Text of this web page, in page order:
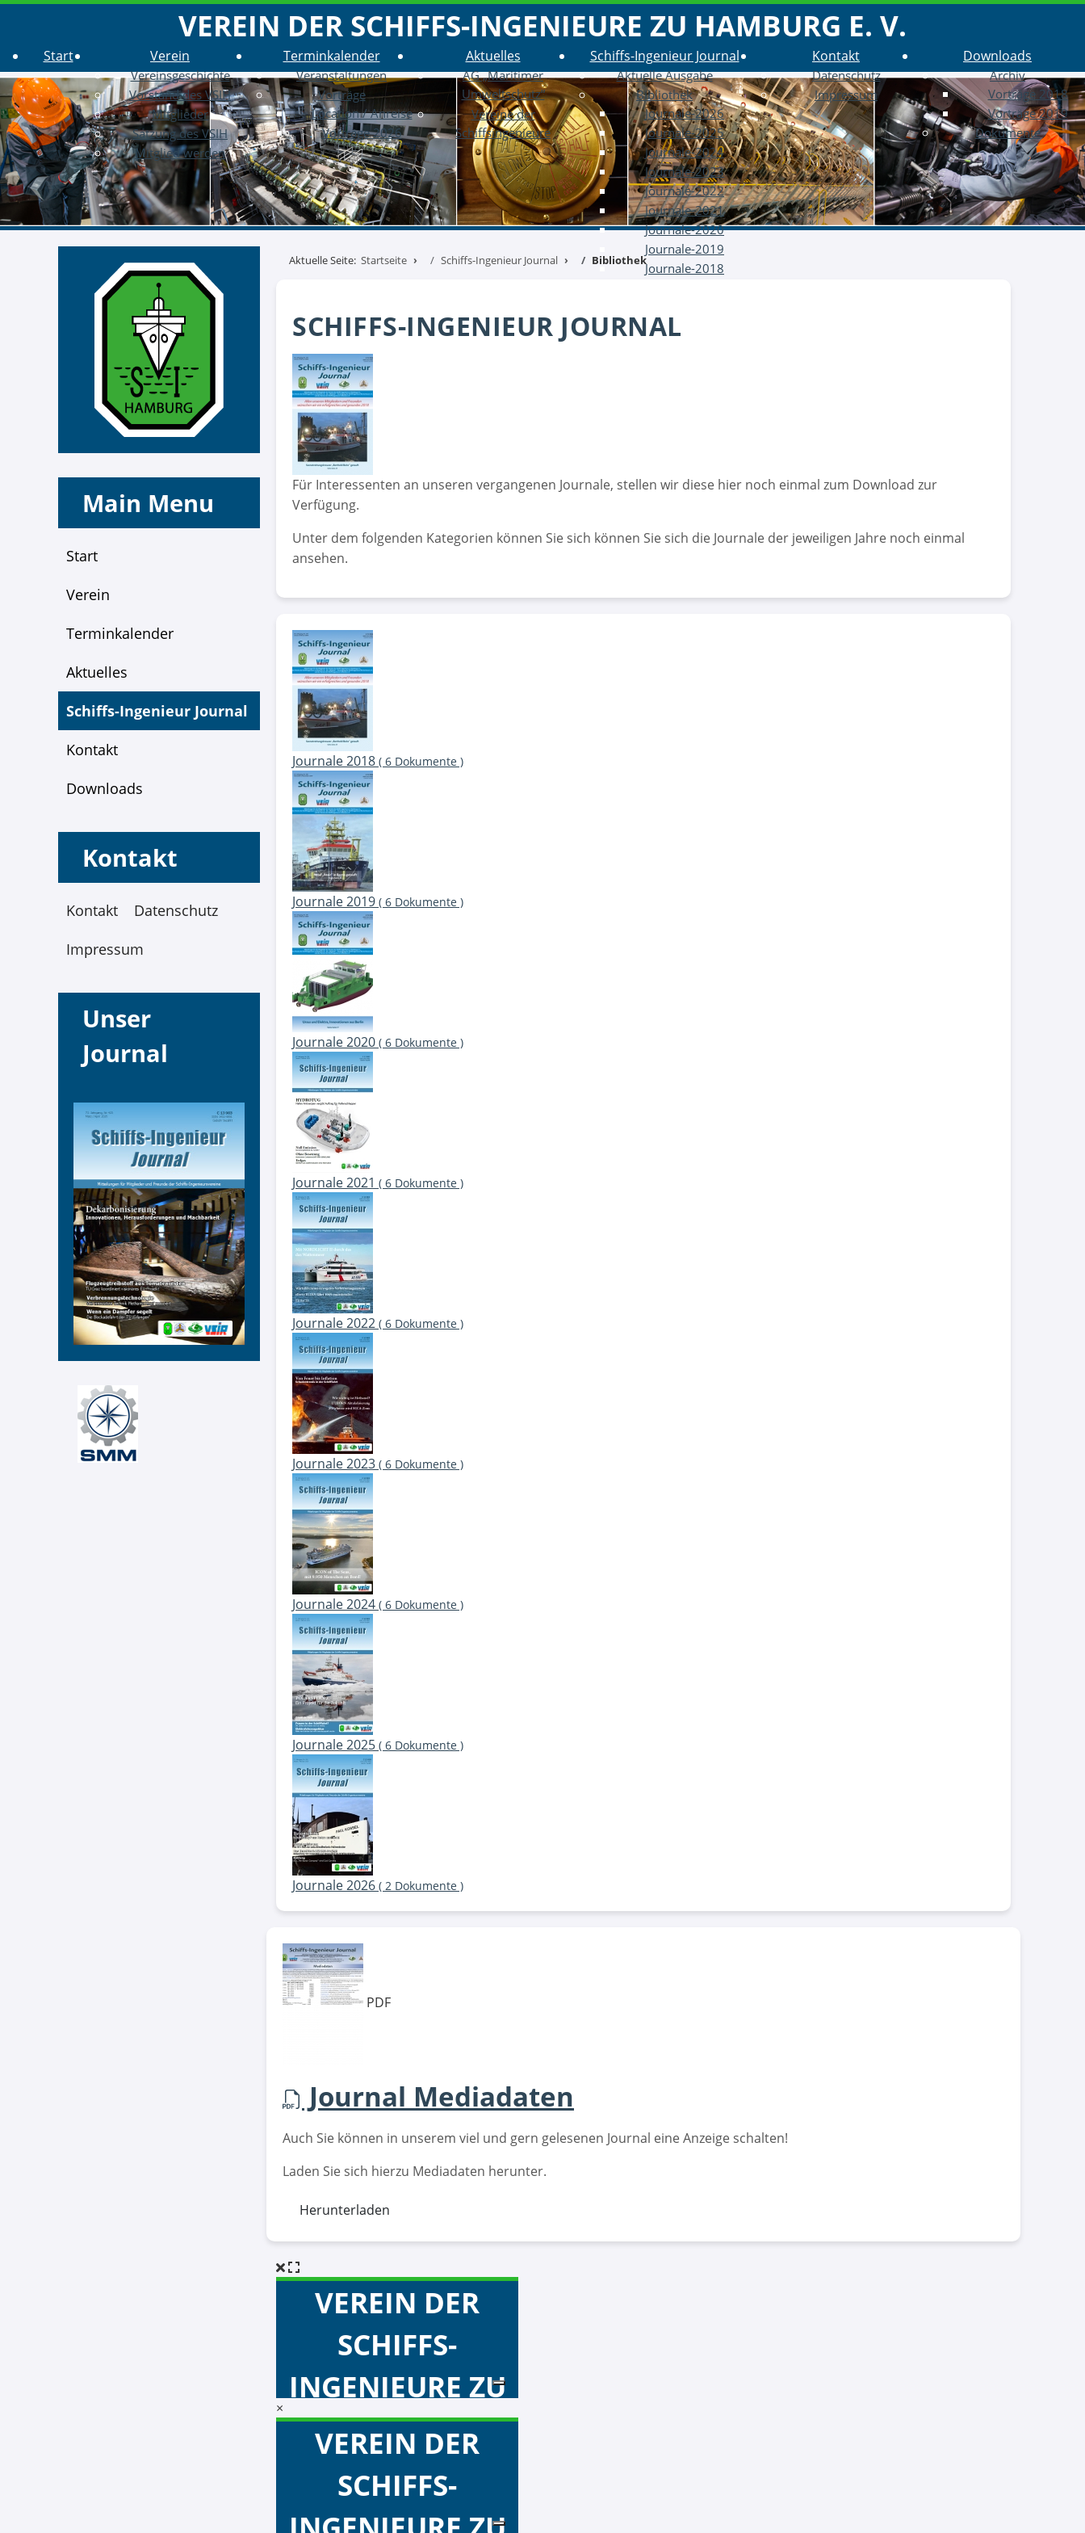
VEREIN DER SCHIFFS-INGENIEURE ZU HAMBURG E. V.
Start Verein
Vereinsgeschichte
Vorstand des VSIH
Mitglieder
Satzung des VSIH
Mitglied werden
Terminkalender
Veranstaltungen
Vorträge
Location / Anreise
Vorträge 2026
Aktuelles
AG „Maritimer
Umweltschutz“
Vereine der
Schiffsingenieure
Schiffs-Ingenieur Journal
Aktuelle Ausgabe
Bibliothek
Journale-2026
Journale-2025
Journale-2024
Journale-2023
Journale-2022
Journale-2021
Journale-2020
Journale-2019
Journale-2018
Kontakt
Datenschutz
Impressum
Downloads
Archiv
Vorträge 2018
Vorträge 2019
Dokumente
Main Menu
Start
Verein
Terminkalender
Aktuelles
Schiffs-Ingenieur Journal
Kontakt
Downloads
Kontakt
Kontakt
Datenschutz
Impressum
Unser
Journal
Aktuelle Seite: Startseite Schiffs-Ingenieur Journal Bibliothek
SCHIFFS-INGENIEUR JOURNAL
Für Interessenten an unseren vergangenen Journale, stellen wir diese hier noch einmal zum Download zur
Verfügung.
Unter dem folgenden Kategorien können Sie sich können Sie sich die Journale der jeweiligen Jahre noch einmal
ansehen.
Journale 2018 ( 6 Dokumente )
Journale 2019 ( 6 Dokumente )
Journale 2020 ( 6 Dokumente )
Journale 2021 ( 6 Dokumente )
Journale 2022 ( 6 Dokumente )
Journale 2023 ( 6 Dokumente )
Journale 2024 ( 6 Dokumente )
Journale 2025 ( 6 Dokumente )
Journale 2026 ( 2 Dokumente )
PDF
Journal Mediadaten
Auch Sie können in unserem viel und gern gelesenen Journal eine Anzeige schalten!
Laden Sie sich hierzu Mediadaten herunter.
Herunterladen
×